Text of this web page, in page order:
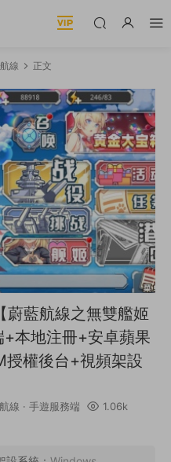
線 正文
蔚藍航線之無雙艦姬
本地注冊+安卓蘋果
權後台+視頻架設
線 · 手遊服務端
1.06k